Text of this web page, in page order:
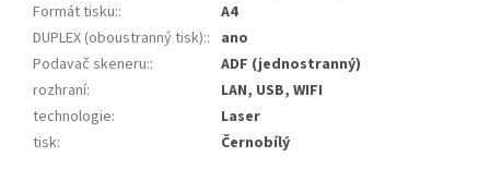
Formát tisku::
A4
DUPLEX (oboustranný tisk):: ano
Podavač skeneru::
ADF (jednostranný)
rozhraní:
LAN, USB, WIFI
technologie:
Laser
tisk: Černobílý